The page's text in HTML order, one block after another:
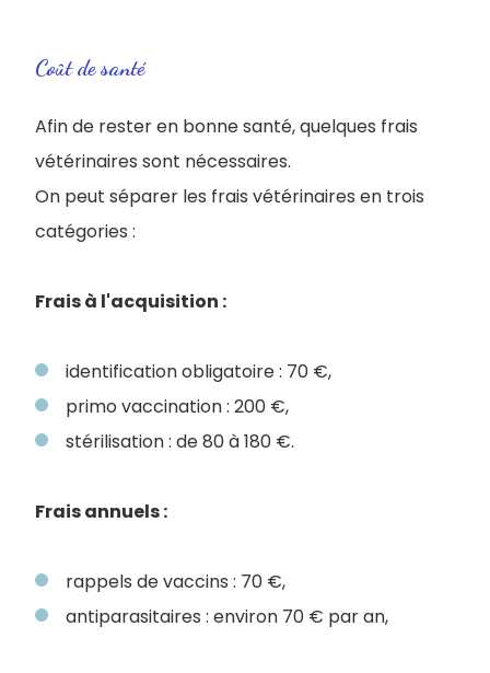
Coût de santé
Afin de rester en bonne santé, quelques frais
vétérinaires sont nécessaires.
On peut séparer les frais vétérinaires en trois
catégories :
Frais à l'acquisition :
identification obligatoire : 70 €,
primo vaccination : 200 €,
stérilisation : de 80 à 180 €.
Frais annuels :
rappels de vaccins : 70 €,
antiparasitaires : environ 70 € par an,